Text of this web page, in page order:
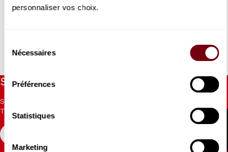
personnaliser vos choix.
Nécessaires
Préférences
Statistiques
Marketing
DETAILS
Stay informed
Sign up for the newsletter to receive updates from the
Theatre.